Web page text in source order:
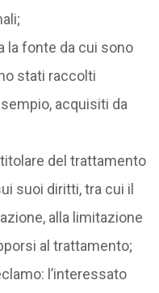
la fonte da cui sono
stati raccolti
acquisiti da
del trattamento
suoi diritti, tra cui il
alla limitazione
al trattamento;
l’interessato